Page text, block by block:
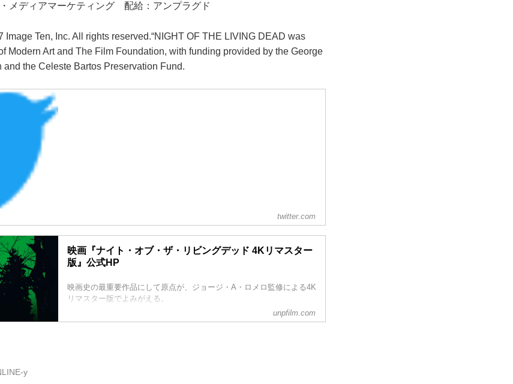
メディアマーケティング 配給：アンプラグド
Image Ten, Inc. All rights reserved.“NIGHT OF THE LIVING DEAD was
Modern Art and The Film Foundation, with funding provided by the George
and the Celeste Bartos Preservation Fund.
twitter.com
映画『ナイト・オブ・ザ・リビングデッド 4Kリマスター
版』公式HP
映画史の最重要作品にして原点が、ジョージ・A・ロメロ監修による4K
リマスター版でよみがえる。
unpfilm.com
y